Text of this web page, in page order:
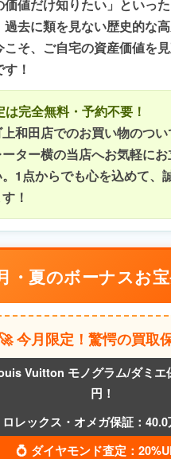
価値だけ知りたい」といっ
過去に類を見ない歴史的な
こそ、ご自宅の資産価値を
！
は完全無料・予約不要！
上和田店でのお買い物のつ
ター横の当店へお気軽にお
1点からでも心を込めて、
！
・夏のボーナスお
🚀 今月限定！驚愕の買取
Vuitton モノグラム/ダミエ
円！
ロレックス・オメガ保証：40.0
💍 ダイヤモンド査定：